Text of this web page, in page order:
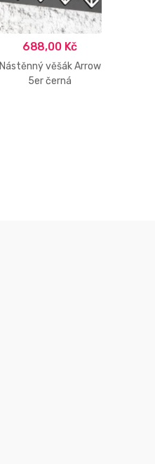
688,00 Kč
Nástěnný věšák Arrow
5er černá